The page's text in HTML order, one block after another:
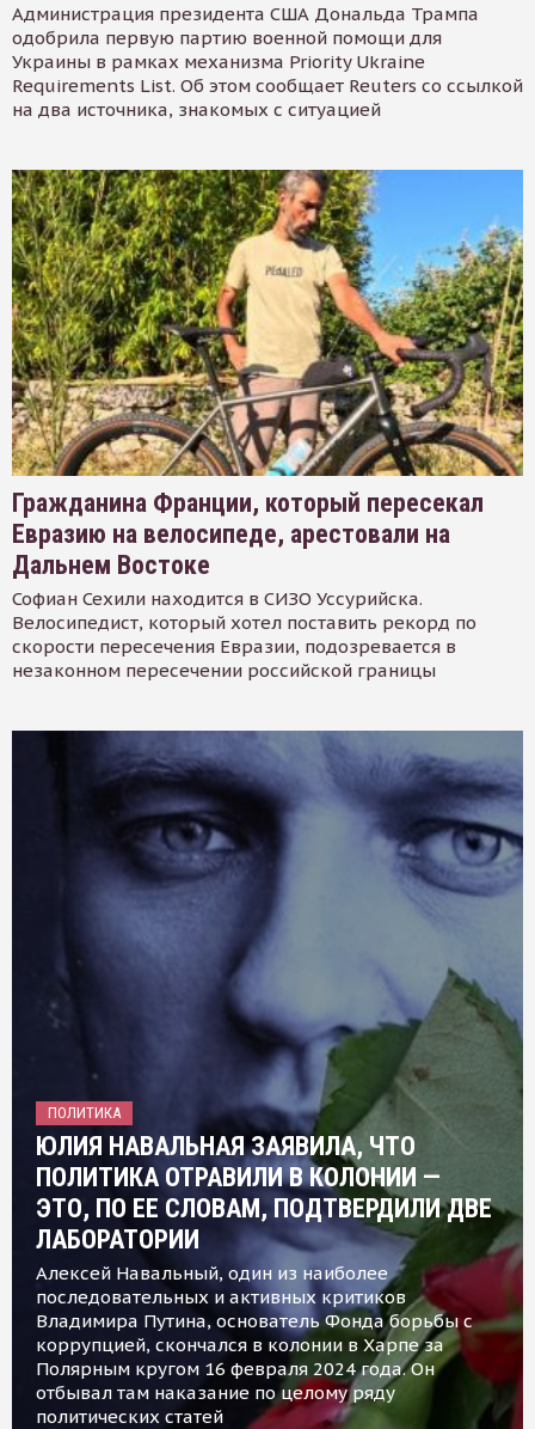
Администрация президента США Дональда Трампа
одобрила первую партию военной помощи для
Украины в рамках механизма Priority Ukraine
Requirements List. Об этом сообщает Reuters со ссылкой
на два источника, знакомых с ситуацией
Гражданина Франции, который пересекал
Евразию на велосипеде, арестовали на
Дальнем Востоке
Софиан Сехили находится в СИЗО Уссурийска.
Велосипедист, который хотел поставить рекорд по
скорости пересечения Евразии, подозревается в
незаконном пересечении российской границы
ПОЛИТИКА
ЮЛИЯ НАВАЛЬНАЯ ЗАЯВИЛА, ЧТО
ПОЛИТИКА ОТРАВИЛИ В КОЛОНИИ —
ЭТО, ПО ЕЕ СЛОВАМ, ПОДТВЕРДИЛИ ДВЕ
ЛАБОРАТОРИИ
Алексей Навальный, один из наиболее
последовательных и активных критиков
Владимира Путина, основатель Фонда борьбы с
коррупцией, скончался в колонии в Харпе за
Полярным кругом 16 февраля 2024 года. Он
отбывал там наказание по целому ряду
политических статей